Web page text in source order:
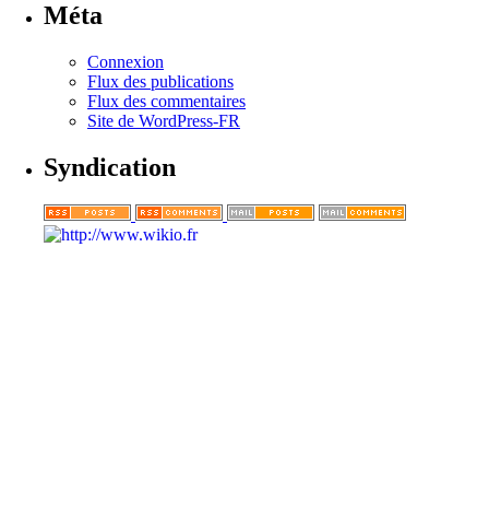
Méta
Connexion
Flux des publications
Flux des commentaires
Site de WordPress-FR
Syndication